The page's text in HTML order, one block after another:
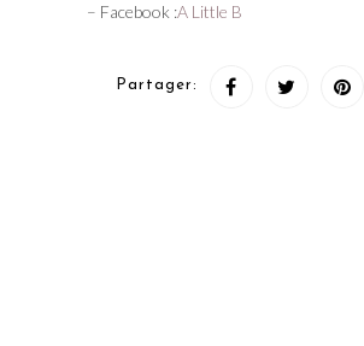
– Facebook :A Little B
Partager: